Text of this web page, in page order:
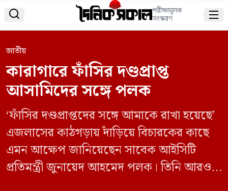
 পরীক্ষামূলক
সংস্করণ 
জাতীয়
কারাগারে ফাঁসির দণ্ডপ্রাপ্ত
আসামিদের সঙ্গে পলক
‘ফাঁসির দণ্ডপ্রাপ্তদের সঙ্গে আমাকে রাখা হয়েছে’
এজলাসের কাঠগড়ায় দাঁড়িয়ে বিচারকের কাছে
এমন আক্ষেপ জানিয়েছেন সাবেক আইসিটি
প্রতিমন্ত্রী জুনায়েদ আহমেদ পলক। তিনি আরও